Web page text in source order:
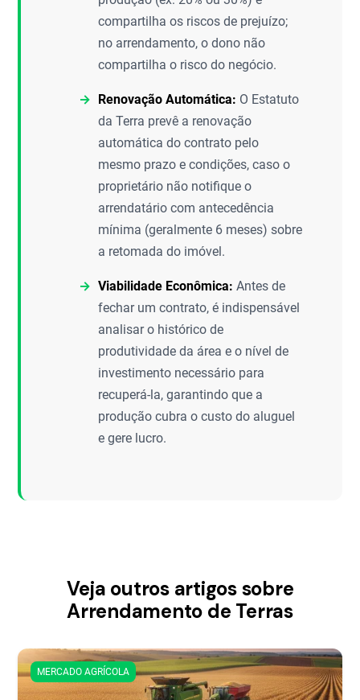
compartilha os riscos de prejuízo;
no arrendamento, o dono não
compartilha o risco do negócio.
Renovação Automática: O Estatuto
da Terra prevê a renovação
automática do contrato pelo
mesmo prazo e condições, caso o
proprietário não notifique o
arrendatário com antecedência
mínima (geralmente 6 meses) sobre
a retomada do imóvel.
Viabilidade Econômica: Antes de
fechar um contrato, é indispensável
analisar o histórico de
produtividade da área e o nível de
investimento necessário para
recuperá-la, garantindo que a
produção cubra o custo do aluguel
e gere lucro.
Veja outros artigos sobre
Arrendamento de Terras
MERCADO AGRÍCOLA